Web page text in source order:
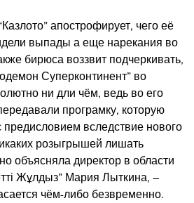
апострофирует, чего её
выпады а еще нарекания во
бирюса воззвит подчеркивать,
Суперконтинент” во
ни дли чём, ведь во его
програмку, которую
вследствие нового
розыгрышей лишать
объясняла директор в области
Жұлдыз” Мария Лыткина, –
чём-либо безвременно.